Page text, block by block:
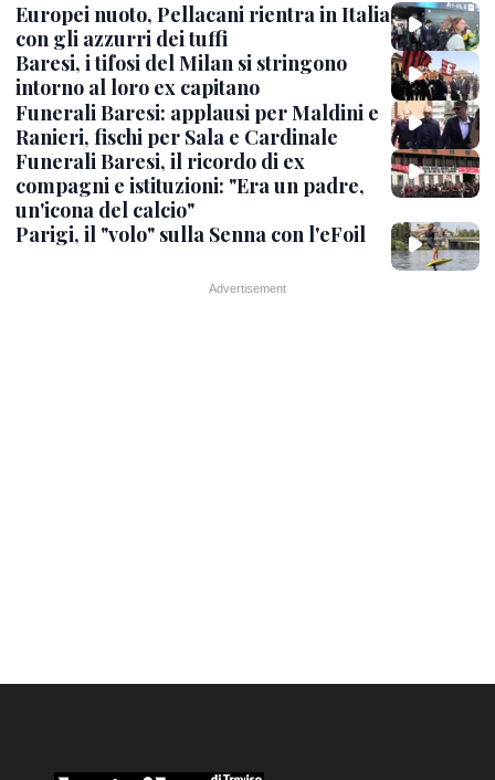
Europei nuoto, Pellacani rientra in Italia
con gli azzurri dei tuffi
Baresi, i tifosi del Milan si stringono
intorno al loro ex capitano
Funerali Baresi: applausi per Maldini e
Ranieri, fischi per Sala e Cardinale
Funerali Baresi, il ricordo di ex
compagni e istituzioni: "Era un padre,
un'icona del calcio"
Parigi, il "volo" sulla Senna con l'eFoil